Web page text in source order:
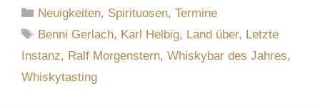
Kategorien
Neuigkeiten, Spirituosen,Termine
Schlagwörter
Benni Gerlach, Karl Helbig, Land über, Letzte
Instanz, Ralf Morgenstern, Whiskybar des Jahres,
Whiskytasting